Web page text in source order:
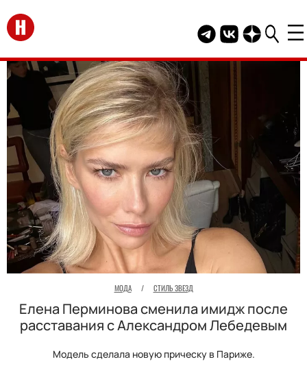
Перейти на главную
Telegram канал
Группа HELLO
Канал
МОДА / СТИЛЬ ЗВЕЗД
Елена Перминова сменила имидж после
расставания с Александром Лебедевым
Модель сделала новую прическу в Париже.